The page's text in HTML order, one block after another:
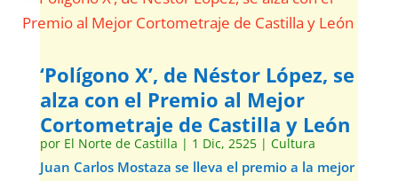
‘Polígono X’, de Néstor López, se
alza con el Premio al Mejor
Cortometraje de Castilla y León
por El Norte de Castilla | 1 Dic, 2525| Cultura
Juan Carlos Mostaza se lleva el premio a la mejor